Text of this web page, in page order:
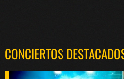
CONCIERTOS